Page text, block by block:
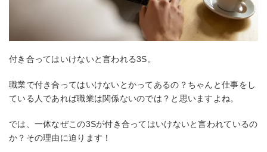
付き合ってはいけないと言われる3S。
職業で付き合ってはいけないとかってあるの？ちゃんと仕事をし
ている人であれば職業は関係ないのでは？と思いますよね。
では、一体なぜこの3Sが付き合ってはいけないと言われているの
か？その理由に迫ります！